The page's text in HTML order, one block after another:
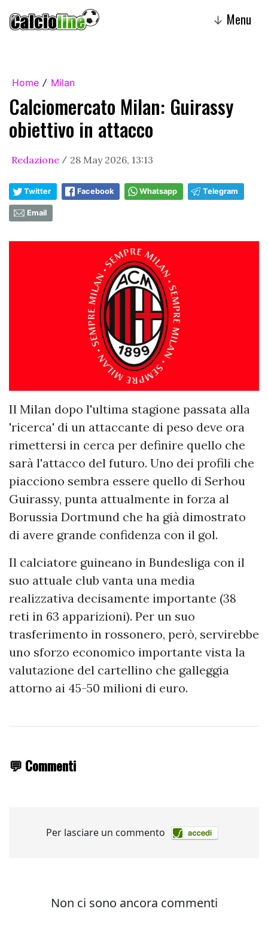
↓ Menu
Home / Milan
Calciomercato Milan: Guirassy
obiettivo in attacco
Redazione / 28 May 2026, 13:13
Twitter Facebook Whatsapp Telegram
Email
Il Milan dopo l'ultima stagione passata alla
'ricerca' di un attaccante di peso deve ora
rimettersi in cerca per definire quello che
sarà l'attacco del futuro. Uno dei profili che
piacciono sembra essere quello di Serhou
Guirassy, punta attualmente in forza al
Borussia Dortmund che ha già dimostrato
di avere grande confidenza con il gol.
Il calciatore guineano in Bundesliga con il
suo attuale club vanta una media
realizzativa decisamente importante (38
reti in 63 apparizioni). Per un suo
trasferimento in rossonero, però, servirebbe
uno sforzo economico importante vista la
valutazione del cartellino che galleggia
attorno ai 45-50 milioni di euro.
💬 Commenti